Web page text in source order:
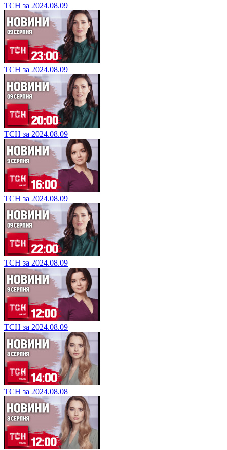
ТСН за 2024.08.09
ТСН за 2024.08.09
ТСН за 2024.08.09
ТСН за 2024.08.09
ТСН за 2024.08.09
ТСН за 2024.08.09
ТСН за 2024.08.08